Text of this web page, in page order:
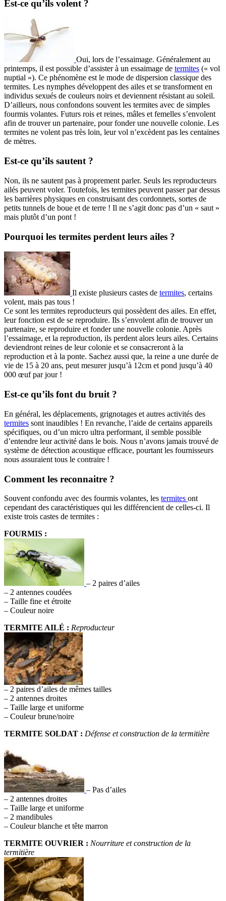
Est-ce qu’ils volent ?
Oui, lors de l’essaimage. Généralement au
printemps, il est possible d’assister à un essaimage de termites (« vol
nuptial »). Ce phénomène est le mode de dispersion classique des
termites. Les nymphes développent des ailes et se transforment en
individus sexués de couleurs noirs et deviennent résistant au soleil.
D’ailleurs, nous confondons souvent les termites avec de simples
fourmis volantes. Futurs rois et reines, mâles et femelles s’envolent
afin de trouver un partenaire, pour fonder une nouvelle colonie. Les
termites ne volent pas très loin, leur vol n’excèdent pas les centaines
de mètres.
Est-ce qu’ils sautent ?
Non, ils ne sautent pas à proprement parler. Seuls les reproducteurs
ailés peuvent voler. Toutefois, les termites peuvent passer par dessus
les barrières physiques en construisant des cordonnets, sortes de
petits tunnels de boue et de terre ! Il ne s’agit donc pas d’un « saut »
mais plutôt d’un pont !
Pourquoi les termites perdent leurs ailes ?
Il existe plusieurs castes de termites, certains
volent, mais pas tous !
Ce sont les termites reproducteurs qui possèdent des ailes. En effet,
leur fonction est de se reproduire. Ils s’envolent afin de trouver un
partenaire, se reproduire et fonder une nouvelle colonie. Après
l’essaimage, et la reproduction, ils perdent alors leurs ailes. Certains
deviendront reines de leur colonie et se consacreront à la
reproduction et à la ponte. Sachez aussi que, la reine a une durée de
vie de 15 à 20 ans, peut mesurer jusqu’à 12cm et pond jusqu’à 40
000 œuf par jour !
Est-ce qu’ils font du bruit ?
En général, les déplacements, grignotages et autres activités des
termites sont inaudibles ! En revanche, l’aide de certains appareils
spécifiques, ou d’un micro ultra performant, il semble possible
d’entendre leur activité dans le bois. Nous n’avons jamais trouvé de
système de détection acoustique efficace, pourtant les fournisseurs
nous assuraient tous le contraire !
Comment les reconnaitre ?
Souvent confondu avec des fourmis volantes, les termites ont
cependant des caractéristiques qui les différencient de celles-ci. Il
existe trois castes de termites :
FOURMIS :
– 2 paires d’ailes
– 2 antennes coudées
– Taille fine et étroite
– Couleur noire
TERMITE AILÉ : Reproducteur
– 2 paires d’ailes de mêmes tailles
– 2 antennes droites
– Taille large et uniforme
– Couleur brune/noire
TERMITE SOLDAT : Défense et construction de la termitière
– Pas d’ailes
– 2 antennes droites
– Taille large et uniforme
– 2 mandibules
– Couleur blanche et tête marron
TERMITE OUVRIER : Nourriture et construction de la
termitière